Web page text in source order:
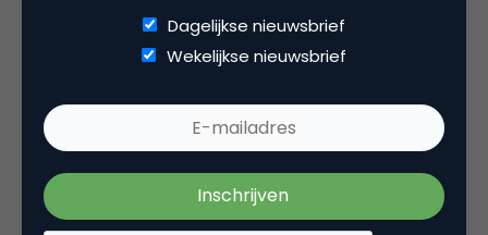
tussentijd waarschijnlijk net een andere auto heeft
gekocht. Voor een autobedrijf is dat veel minder
brengt wat uitdagingen mee in de positionering
maar die hebben we uiteindelijk goed weten op te
lossen.
“Vanuit communicatieperspectief is een belangrijke
Dagelijkse nieuwsbrief
Wekelijkse nieuwsbrief